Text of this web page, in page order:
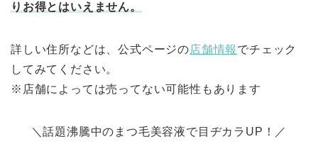
りお得とはいえません。
詳しい住所などは、公式ページの店舗情報 でチェック
してみてください。
※店舗によっては売ってない可能性もあります
＼話題沸騰中のまつ毛美容液で目ヂカラUP！／